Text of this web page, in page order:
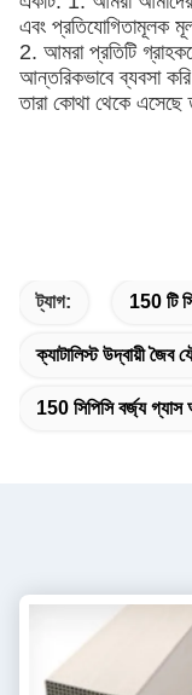
এবং প্রতিযোগিতামূলক
2. আমরা প্রতিটি
আন্তরিকভাবে ব্যবসা
তারা কোথা থেকে এসেছে
ট্যাগ: 150 টি
ক্যাটালিস্ট উদ্বায়ী
150 সিপিসি বর্জ্য